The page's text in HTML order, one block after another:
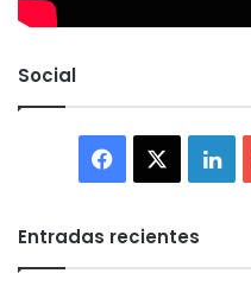
Social
Facebook
Entradas recientes